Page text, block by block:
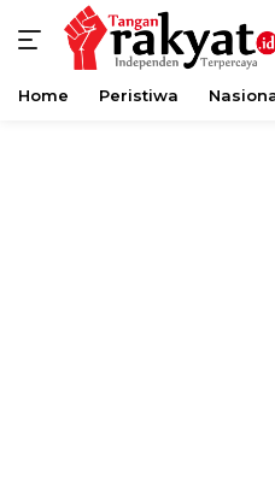
Langsung
Home Peristiwa